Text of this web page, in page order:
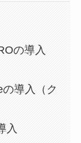
の導入
導入（ク
入